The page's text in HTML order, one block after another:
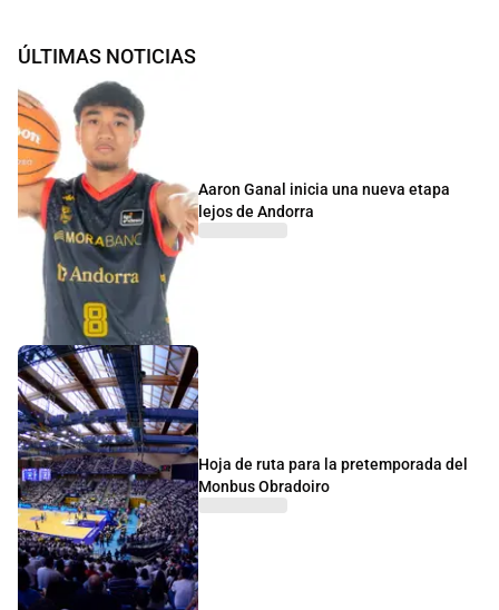
ÚLTIMAS NOTICIAS
Aaron Ganal inicia una nueva etapa
lejos de Andorra
Hoja de ruta para la pretemporada del
Monbus Obradoiro